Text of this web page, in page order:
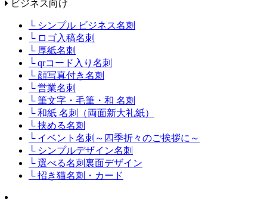
ビジネス向け
└ シンプル ビジネス名刺
└ ロゴ入稿名刺
└ 厚紙名刺
└ qrコード入り名刺
└ 顔写真付き名刺
└ 営業名刺
└ 筆文字・毛筆・和 名刺
└ 和紙 名刺（両面新大礼紙）
└ 挟める名刺
└ イベント名刺～四季折々のご挨拶に～
└ シンプルデザイン名刺
└ 選べる名刺裏面デザイン
└ 招き猫名刺・カード